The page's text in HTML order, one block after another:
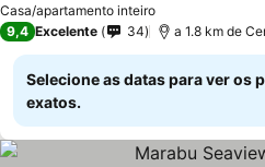
Casa/apartamento inteiro
9,4 Excelente 34 a 1.8 km de
Selecione as datas para ver os
exatos.